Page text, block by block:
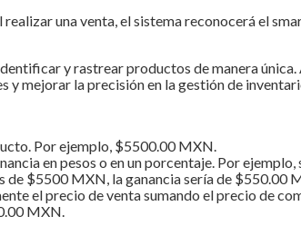
una venta, el sistema reconocerá el
y rastrear productos de manera
mejorar la precisión en la gestión de
Por ejemplo, $5500.00 MXN.
en pesos o en un porcentaje. Por ejemplo,
de $5500 MXN, la ganancia sería de $550.00
el precio de venta sumando el precio de
MXN.